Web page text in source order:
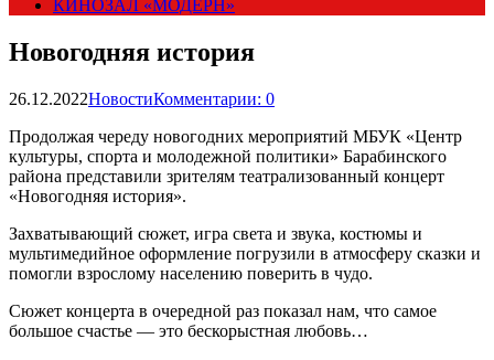
КИНОЗАЛ «МОДЕРН»
Новогодняя история
26.12.2022НовостиКомментарии: 0
Продолжая череду новогодних мероприятий МБУК «Центр
культуры, спорта и молодежной политики» Барабинского
района представили зрителям театрализованный концерт
«Новогодняя история».
Захватывающий сюжет, игра света и звука, костюмы и
мультимедийное оформление погрузили в атмосферу сказки и
помогли взрослому населению поверить в чудо.
Сюжет концерта в очередной раз показал нам, что самое
большое счастье — это бескорыстная любовь…